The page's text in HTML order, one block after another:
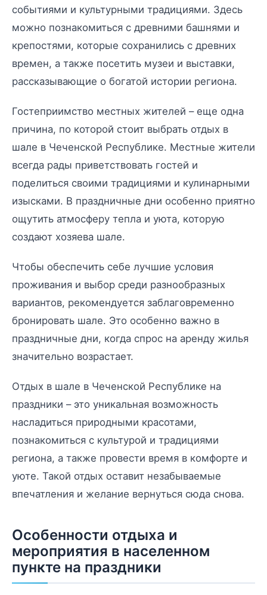
событиями и культурными традициями. Здесь
можно познакомиться с древними башнями и
крепостями, которые сохранились с древних
времен, а также посетить музеи и выставки,
рассказывающие о богатой истории региона.
Гостеприимство местных жителей – еще одна
причина, по которой стоит выбрать отдых в
шале в Чеченской Республике. Местные жители
всегда рады приветствовать гостей и
поделиться своими традициями и кулинарными
изысками. В праздничные дни особенно приятно
ощутить атмосферу тепла и уюта, которую
создают хозяева шале.
Чтобы обеспечить себе лучшие условия
проживания и выбор среди разнообразных
вариантов, рекомендуется заблаговременно
бронировать шале. Это особенно важно в
праздничные дни, когда спрос на аренду жилья
значительно возрастает.
Отдых в шале в Чеченской Республике на
праздники – это уникальная возможность
насладиться природными красотами,
познакомиться с культурой и традициями
региона, а также провести время в комфорте и
уюте. Такой отдых оставит незабываемые
впечатления и желание вернуться сюда снова.
Особенности отдыха и
мероприятия в населенном
пункте на праздники